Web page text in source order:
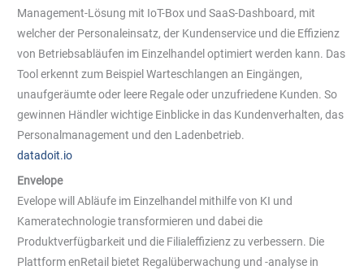
Management-Lösung mit IoT-Box und SaaS-Dashboard, mit
welcher der Personaleinsatz, der Kundenservice und die Effizienz
von Betriebsabläufen im Einzelhandel optimiert werden kann. Das
Tool erkennt zum Beispiel Warteschlangen an Eingängen,
unaufgeräumte oder leere Regale oder unzufriedene Kunden. So
gewinnen Händler wichtige Einblicke in das Kundenverhalten, das
Personalmanagement und den Ladenbetrieb.
datadoit.io
Envelope
Evelope will Abläufe im Einzelhandel mithilfe von KI und
Kameratechnologie transformieren und dabei die
Produktverfügbarkeit und die Filialeffizienz zu verbessern. Die
Plattform enRetail bietet Regalüberwachung und -analyse in